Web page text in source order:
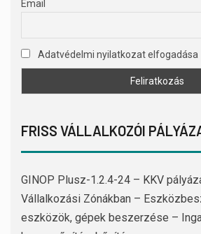
Email
Adatvédelmi nyilatkozat elfogadása
FRISS VÁLLALKOZÓI
GINOP Plusz-1.2.4-24 – KKV
Vállalkozási Zónákban –
eszközök, gépek beszerzése –